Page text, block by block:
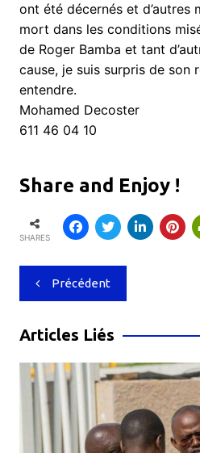
ont été décernés et d’autres
mort dans les conditions
de Roger Bamba et tant
cause, je suis surpris de son
entendre.
Mohamed Decoster
611 46 04 10
Share and Enjoy !
SHARES
Navigation
de
l’article
Précédent
Articles Liés